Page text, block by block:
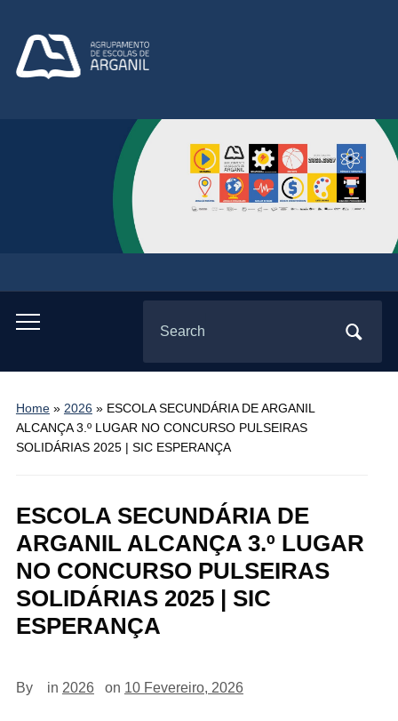
Toggle
menu
for:
Home» 2026 » ESCOLA SECUNDÁRIA DE ARGANIL
ALCANÇA 3.º LUGAR NO CONCURSO PULSEIRAS
SOLIDÁRIAS 2025 | SIC ESPERANÇA
ESCOLA SECUNDÁRIA DE
ARGANIL ALCANÇA 3.º LUGAR
NO CONCURSO PULSEIRAS
SOLIDÁRIAS 2025 | SIC
ESPERANÇA
By in 2026 on 10 Fevereiro, 2026